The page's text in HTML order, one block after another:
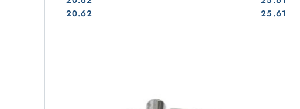
Cena:
Cena:
20.62 Cena:
Cena:
25.61